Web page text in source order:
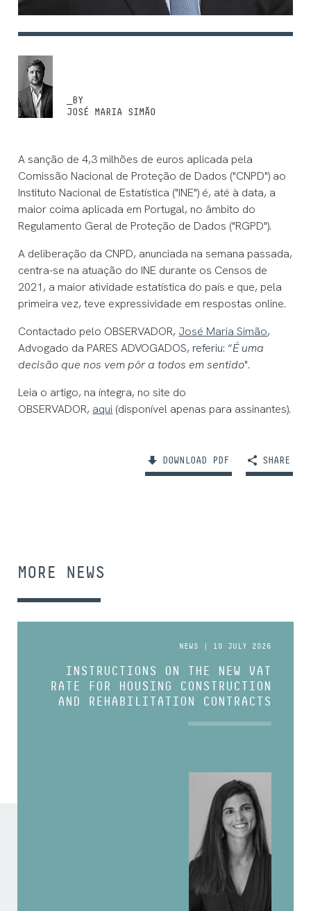
_BY
JOSÉ MARIA SIMÃO
A sanção de 4,3 milhões de euros aplicada pela
Comissão Nacional de Proteção de Dados ("CNPD") ao
Instituto Nacional de Estatística ("INE") é, até à data, a
maior coima aplicada em Portugal, no âmbito do
Regulamento Geral de Proteção de Dados ("RGPD").
A deliberação da CNPD, anunciada na semana passada,
centra-se na atuação do INE durante os Censos de
2021, a maior atividade estatística do país e que, pela
primeira vez, teve expressividade em respostas online.
Contactado pelo OBSERVADOR, José Maria Simão,
Advogado da PARES ADVOGADOS, referiu: “É uma
decisão que nos vem pôr a todos em sentido".
Leia o artigo, na íntegra, no site do
OBSERVADOR, aqui (disponível apenas para assinantes).
DOWNLOAD PDF SHARE
MORE NEWS
NEWS | 10 JULY 2026
INSTRUCTIONS ON THE NEW VAT
RATE FOR HOUSING CONSTRUCTION
AND REHABILITATION CONTRACTS